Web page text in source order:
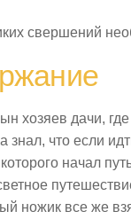
свершений
хозяев дачи,
что если
начал
ножик все же